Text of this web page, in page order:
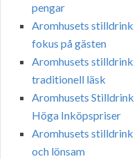
pengar
Aromhusets
fokus på gästen
Aromhusets
traditionell läsk
Aromhusets
Höga Inköpspriser
Aromhusets
och lönsam